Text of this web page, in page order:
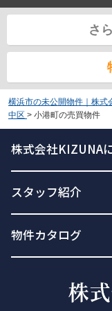
さ
横浜市の未公開物件｜株式
中区 > 小港町の売買物件
株式会社KIZUNA
スタッフ紹介
物件カタログ